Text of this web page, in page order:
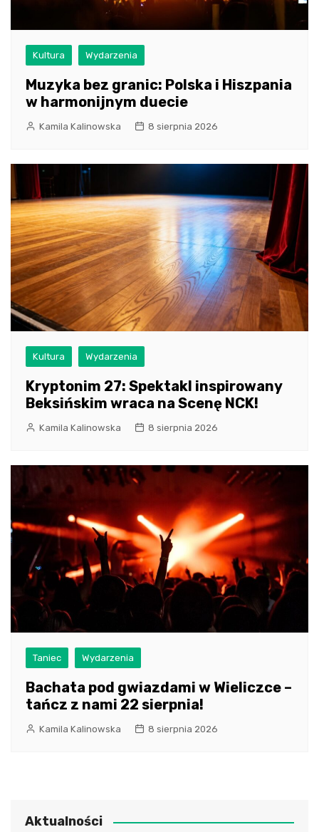
Kultura Wydarzenia
Muzyka bez granic: Polska i Hiszpania
w harmonijnym duecie
Kamila Kalinowska 8 sierpnia 2026
Kultura Wydarzenia
Kryptonim 27: Spektakl inspirowany
Beksińskim wraca na Scenę NCK!
Kamila Kalinowska 8 sierpnia 2026
Taniec Wydarzenia
Bachata pod gwiazdami w Wieliczce –
tańcz z nami 22 sierpnia!
Kamila Kalinowska 8 sierpnia 2026
Aktualności